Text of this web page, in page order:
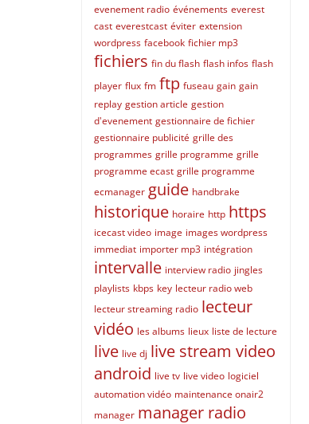
evenement radio événements everest
cast everestcast éviter extension
wordpress facebook fichier mp3
fichiers fin du flash flash infos flash
player flux fm ftp fuseau gain gain
replay gestion article gestion
d'evenement gestionnaire de fichier
gestionnaire publicité grille des
programmes grille programme grille
programme ecast grille programme
ecmanager guide handbrake
historique horaire http https
icecast video image images wordpress
immediat importer mp3 intégration
intervalle interview radio jingles
playlists kbps key lecteur radio web
lecteur streaming radio lecteur
vidéo les albums lieux liste de lecture
live live dj live stream video
android live tv live video logiciel
automation vidéo maintenance onair2
manager manager radio